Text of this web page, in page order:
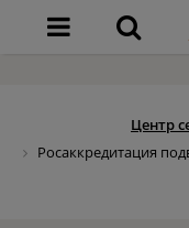
Центр
Росаккредитация